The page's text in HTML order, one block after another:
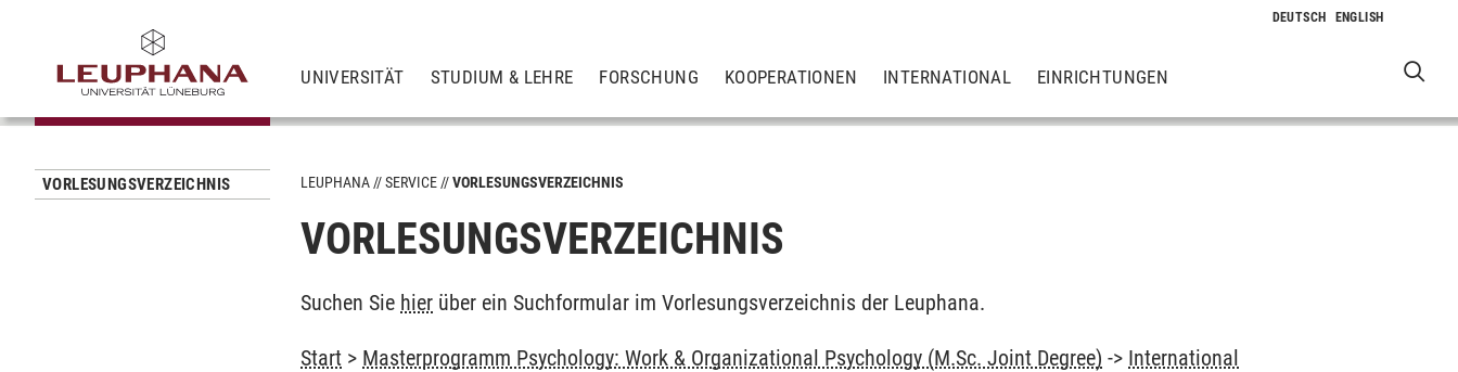
UNIVERSITÄT STUDIUM & LEHRE FORSCHUNG KOOPERATIONEN INTERNATIONAL EINRICHTUNGEN
VORLESUNGSVERZEICHNIS LEUPHANA SERVICE VORLESUNGSVERZEICHNIS
VORLESUNGSVERZEICHNIS
Suchen Sie hier über ein Suchformular im Vorlesungsverzeichnis der Leuphana.
Start > Masterprogramm Psychology: Work & Organizational Psychology (M.Sc. Joint Degree) -> International